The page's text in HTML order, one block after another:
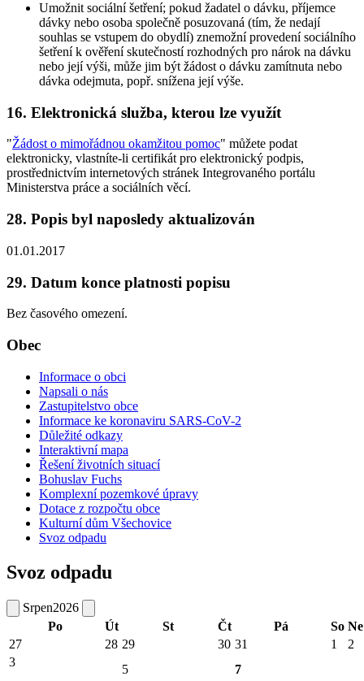
Umožnit sociální šetření; pokud žadatel o dávku, příjemce
dávky nebo osoba společně posuzovaná (tím, že nedají
souhlas se vstupem do obydlí) znemožní provedení sociálního
šetření k ověření skutečností rozhodných pro nárok na dávku
nebo její výši, může jim být žádost o dávku zamítnuta nebo
dávka odejmuta, popř. snížena její výše.
16. Elektronická služba, kterou lze využít
"Žádost o mimořádnou okamžitou pomoc" můžete podat
elektronicky, vlastníte-li certifikát pro elektronický podpis,
prostřednictvím internetových stránek Integrovaného portálu
Ministerstva práce a sociálních věcí.
28. Popis byl naposledy aktualizován
01.01.2017
29. Datum konce platnosti popisu
Bez časového omezení.
Obec
Informace o obci
Napsali o nás
Zastupitelstvo obce
Informace ke koronaviru SARS-CoV-2
Důležité odkazy
Interaktivní mapa
Řešení životních situací
Bohuslav Fuchs
Komplexní pozemkové úpravy
Dotace z rozpočtu obce
Kulturní dům Všechovice
Svoz odpadu
Svoz odpadu
Srpen2026
Po
Út St Čt Pá So Ne
27
28 29 30 31 1
2
3
5
7